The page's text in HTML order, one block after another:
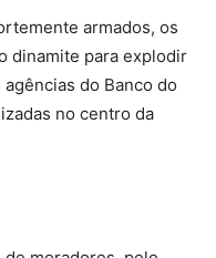
armados, os
dinamite para explodir
do Banco do
no centro da